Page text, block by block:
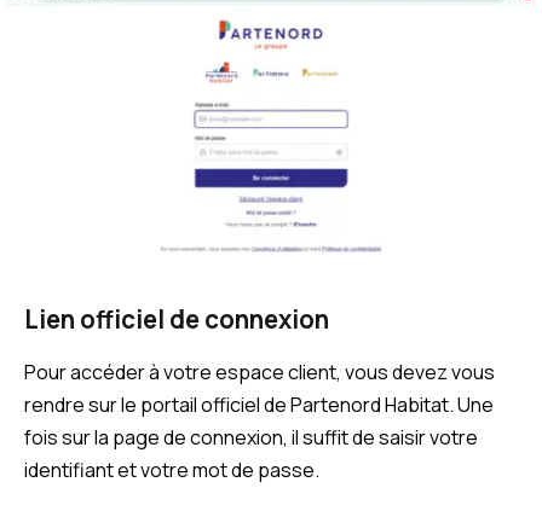
Lien officiel de connexion
Pour accéder à votre espace client, vous devez vous
rendre sur le portail officiel de Partenord Habitat. Une
fois sur la page de connexion, il suffit de saisir votre
identifiant et votre mot de passe.